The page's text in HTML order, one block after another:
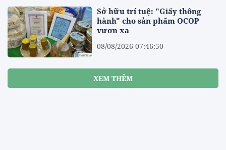
Sở hữu trí tuệ: "Giấy thông
hành" cho sản phẩm OCOP
vươn xa
08/08/2026 07:46:50
XEM THÊM